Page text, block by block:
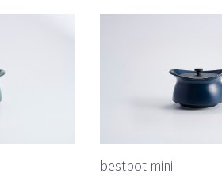
bestpot mini